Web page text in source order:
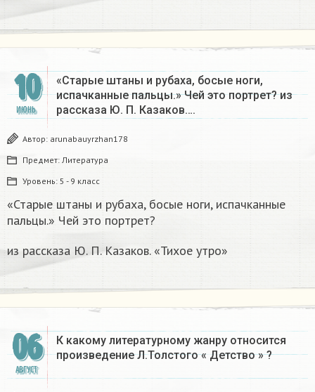
10
ИЮНЬ
«Старые штаны и рубаха, босые ноги,
испачканные пальцы.» Чей это портрет? из
рассказа Ю. П. Казаков….
Автор: arunabauyrzhan178
Предмет: Литература
Уровень: 5 - 9 класс
«Старые штаны и рубаха, босые ноги, испачканные
пальцы.» Чей это портрет?
из рассказа Ю. П. Казаков. «Тихое утро»
06
АВГУСТ
К какому литературному жанру относится
произведение Л.Толстого « Детство » ?